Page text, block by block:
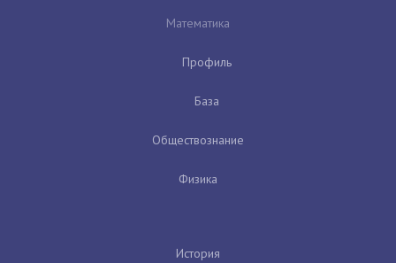
Математика
Профиль
База
Обществознание
Физика
История